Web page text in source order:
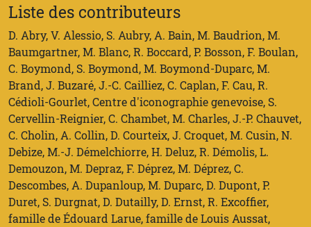
Liste des contributeurs
D. Abry, V. Alessio, S. Aubry, A. Bain, M. Baudrion, M.
Baumgartner, M. Blanc, R. Boccard, P. Bosson, F. Boulan,
C. Boymond, S. Boymond, M. Boymond-Duparc, M.
Brand, J. Buzaré, J.-C. Cailliez, C. Caplan, F. Cau, R.
Cédioli-Gourlet, Centre d'iconographie genevoise, S.
Cervellin-Reignier, C. Chambet, M. Charles, J.-P. Chauvet,
C. Cholin, A. Collin, D. Courteix, J. Croquet, M. Cusin, N.
Debize, M.-J. Démelchiorre, H. Deluz, R. Démolis, L.
Demouzon, M. Depraz, F. Déprez, M. Déprez, C.
Descombes, A. Dupanloup, M. Duparc, D. Dupont, P.
Duret, S. Durgnat, D. Dutailly, D. Ernst, R. Excoffier,
famille de Édouard Larue, famille de Louis Aussat,